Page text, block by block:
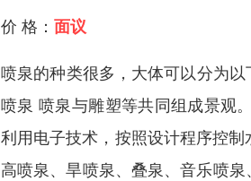
价 格： 面议
喷泉的种类很多，大体可以分为
喷泉 喷泉与雕塑等共同组成景观
利用电子技术，按照设计程序控
高喷泉、旱喷泉、叠泉、音乐喷